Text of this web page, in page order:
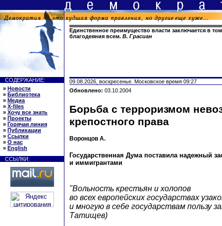
Единственное преимущество власти заключается в
благодеяния всем. В. Грасиан
СОДЕРЖАНИЕ:
» Новости
» Библиотека
» Медиа
» X-files
» Хочу все знать
» Проекты
» Горячая линия
» Публикации
» Ссылки
» О нас
» English
ССЫЛКИ:
09.08.2026, воскресенье. Московское время 09:27
Обновлено: 03.10.2004
Борьба с терроризмом
крепостного права
Воронцов А.
Государственная Дума поставила надежный
и иммигрантами
"Вольность крестьян и холопов
во всех европейских государствах
и многую в себе государствам пользу
Татищев)